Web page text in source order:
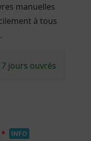
manuelles
à tous
jours ouvrés
* INFO